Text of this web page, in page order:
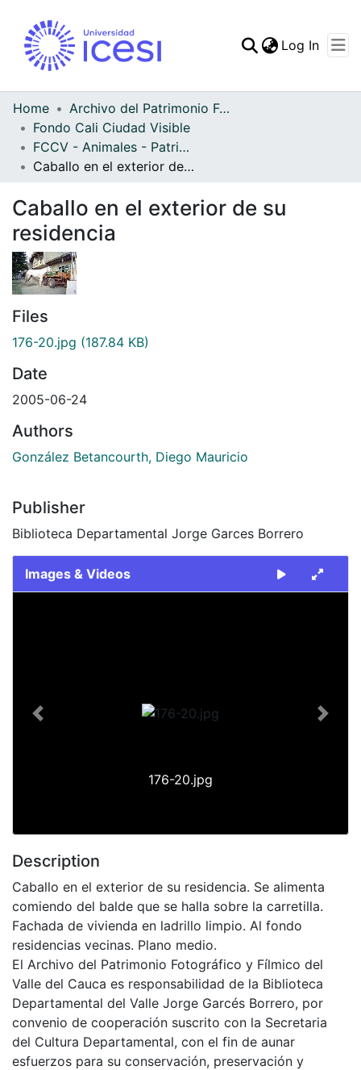
Log In
Home
Archivo del Patrimonio Fotográfico y Fílmico del Valle del Cauca
Fondo Cali Ciudad Visible
FCCV - Animales - Patrimonial
Caballo en el exterior de su residencia
Caballo en el exterior de su
residencia
Files
176-20.jpg (187.84 KB)
Date
2005-06-24
Authors
González Betancourth, Diego Mauricio
Publisher
Biblioteca Departamental Jorge Garces Borrero
Images & Videos
176-20.jpg
Previous Next
Description
Caballo en el exterior de su residencia. Se alimenta
comiendo del balde que se halla sobre la carretilla.
Fachada de vivienda en ladrillo limpio. Al fondo
residencias vecinas. Plano medio.
El Archivo del Patrimonio Fotográfico y Fílmico del
Valle del Cauca es responsabilidad de la Biblioteca
Departamental del Valle Jorge Garcés Borrero, por
convenio de cooperación suscrito con la Secretaria
del Cultura Departamental, con el fin de aunar
esfuerzos para su conservación, preservación y